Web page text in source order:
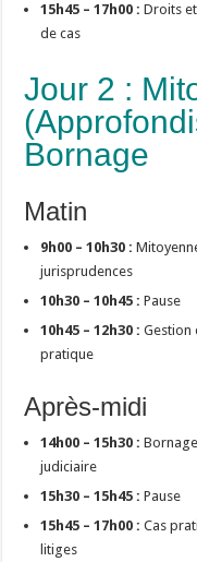
15h45 – 17h00 : Droits
de cas
Jour 2 :
Bornage
Matin
9h00 – 10h30 :
jurisprudences
10h30 – 10h45 : Pause
10h45 – 12h30 : Gestion
pratique
Après-midi
14h00 – 15h30 :
judiciaire
15h30 – 15h45 : Pause
15h45 – 17h00 : Cas
litiges